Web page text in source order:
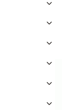
›
›
›
›
›
›